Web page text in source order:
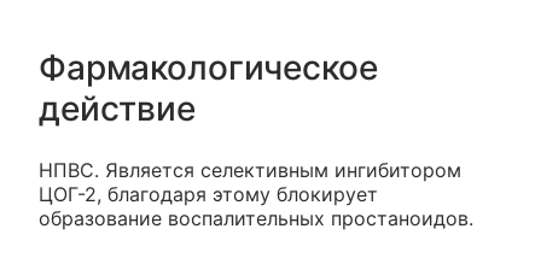
Фармакологическое
действие
НПВС. Является селективным ингибитором
ЦОГ-2, благодаря этому блокирует
образование воспалительных простаноидов.